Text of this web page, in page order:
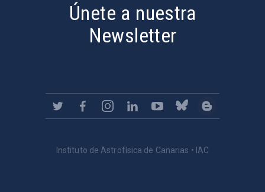
Únete a nuestra
Newsletter
Instituto de Astrofísica de Canarias • IAC